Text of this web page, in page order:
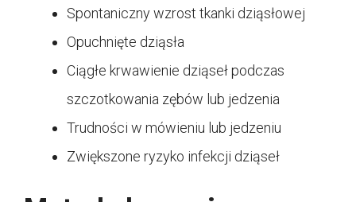
Spontaniczny wzrost tkanki dziąsłowej
Opuchnięte dziąsła
Ciągłe krwawienie dziąseł podczas
szczotkowania zębów lub jedzenia
Trudności w mówieniu lub jedzeniu
Zwiększone ryzyko infekcji dziąseł